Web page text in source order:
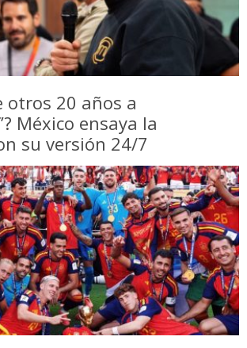
otros 20 años a
México ensaya la
su versión 24/7